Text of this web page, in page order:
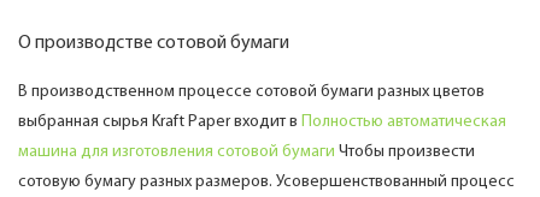
О производстве сотовой бумаги
В производственном процессе сотовой бумаги разных цветов
выбранная сырья Kraft Paper входит в Полностью автоматическая
машина для изготовления сотовой бумаги Чтобы произвести
сотовую бумагу разных размеров. Усовершенствованный процесс